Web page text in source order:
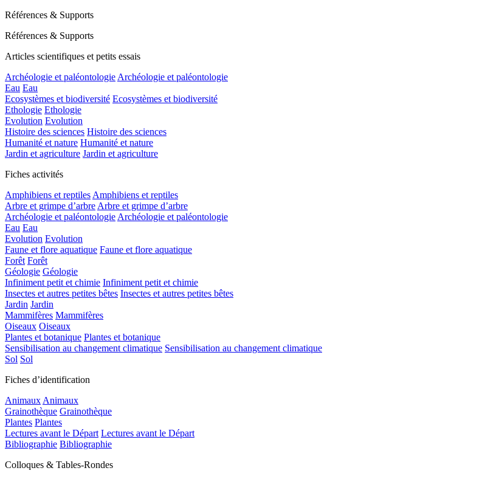
Références & Supports
Références & Supports
Articles scientifiques et petits essais
Archéologie et paléontologie Archéologie et paléontologie
Eau Eau
Ecosystèmes et biodiversité Ecosystèmes et biodiversité
Ethologie Ethologie
Evolution Evolution
Histoire des sciences Histoire des sciences
Humanité et nature Humanité et nature
Jardin et agriculture Jardin et agriculture
Fiches activités
Amphibiens et reptiles Amphibiens et reptiles
Arbre et grimpe d’arbre Arbre et grimpe d’arbre
Archéologie et paléontologie Archéologie et paléontologie
Eau Eau
Evolution Evolution
Faune et flore aquatique Faune et flore aquatique
Forêt Forêt
Géologie Géologie
Infiniment petit et chimie Infiniment petit et chimie
Insectes et autres petites bêtes Insectes et autres petites bêtes
Jardin Jardin
Mammifères Mammifères
Oiseaux Oiseaux
Plantes et botanique Plantes et botanique
Sensibilisation au changement climatique Sensibilisation au changement climatique
Sol Sol
Fiches d’identification
Animaux Animaux
Grainothèque Grainothèque
Plantes Plantes
Lectures avant le Départ Lectures avant le Départ
Bibliographie Bibliographie
Colloques & Tables-Rondes